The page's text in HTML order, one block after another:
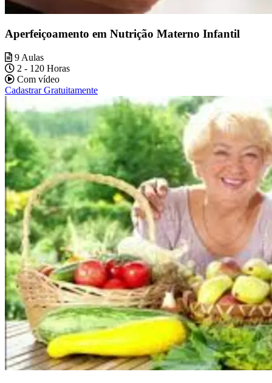
Aperfeiçoamento em Nutrição Materno Infantil
9 Aulas
2 - 120 Horas
Com vídeo
Cadastrar Gratuitamente